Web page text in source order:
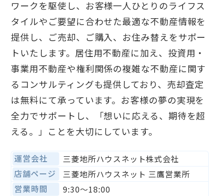
ワークを駆使し、お客様一人ひとりのライフス
タイルやご要望に合わせた最適な不動産情報を
提供し、ご売却、ご購入、お住み替えをサポー
トいたします。居住用不動産に加え、投資用・
事業用不動産や権利関係の複雑な不動産に関す
るコンサルティングも提供しており、売却査定
は無料にて承っています。お客様の夢の実現を
全力でサポートし、「想いに応える、期待を超
える。」ことを大切にしています。
運営会社
三菱地所ハウスネット株式会社
店舗ページ
三菱地所ハウスネット 三鷹営業所
営業時間
9:30〜18:00